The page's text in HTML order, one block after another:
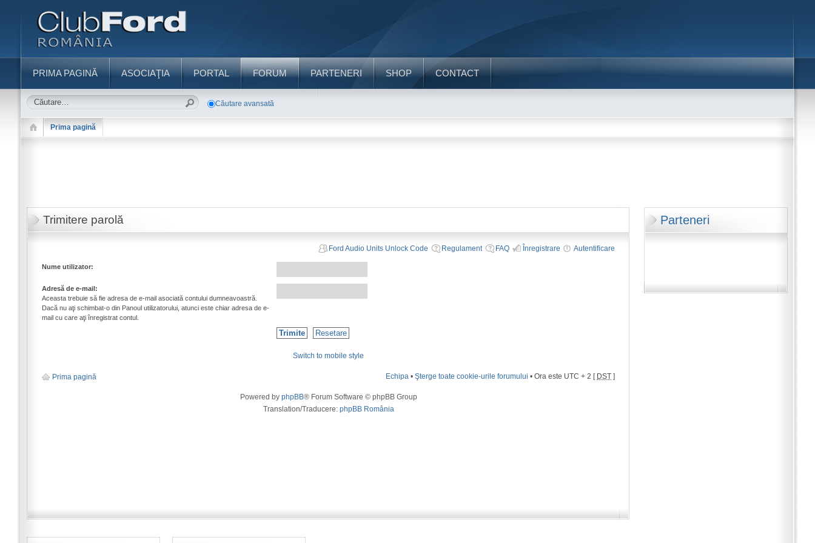
PRIMA PAGINĂ ASOCIAŢIA PORTAL FORUM PARTENERI SHOP CONTACT
Căutare avansată
Prima pagină
Parteneri
Trimitere parolă
Ford Audio Units Unlock Code Regulament FAQ Înregistrare Autentificare
Nume utilizator:
Adresă de e-mail:
Aceasta trebuie să fie adresa de e-mail asociată contului dumneavoastră.
Dacă nu aţi schimbat-o din Panoul utilizatorului, atunci este chiar adresa de e-
mail cu care aţi înregistrat contul.
Switch to mobile style
Prima pagină Echipa •Şterge toate cookie-urile forumului • Ora este UTC + 2 [ DST ]
Powered by phpBB® Forum Software © phpBB Group
Translation/Traducere: phpBB România